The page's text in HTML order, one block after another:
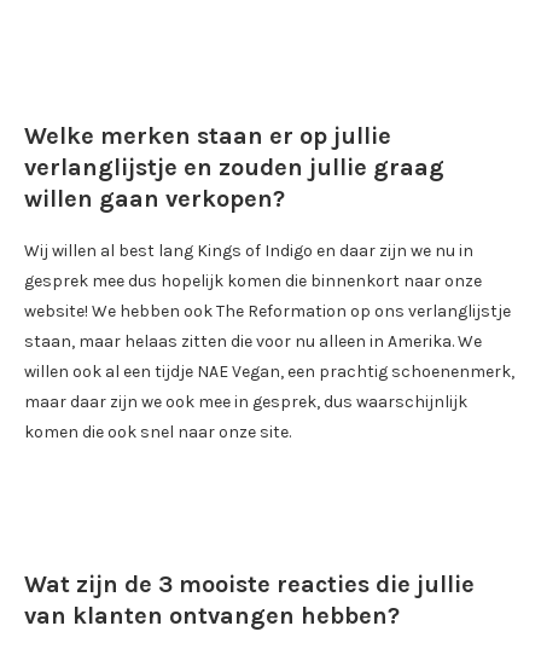
Welke merken staan er op jullie
verlanglijstje en zouden jullie graag
willen gaan verkopen?
Wij willen al best lang Kings of Indigo en daar zijn we nu in
gesprek mee dus hopelijk komen die binnenkort naar onze
website! We hebben ook The Reformation op ons verlanglijstje
staan, maar helaas zitten die voor nu alleen in Amerika. We
willen ook al een tijdje NAE Vegan, een prachtig schoenenmerk,
maar daar zijn we ook mee in gesprek, dus waarschijnlijk
komen die ook snel naar onze site.
Wat zijn de 3 mooiste reacties die jullie
van klanten ontvangen hebben?